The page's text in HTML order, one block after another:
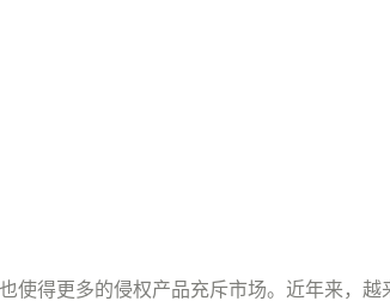
使得更多的侵权产品充斥市场。近年来，越